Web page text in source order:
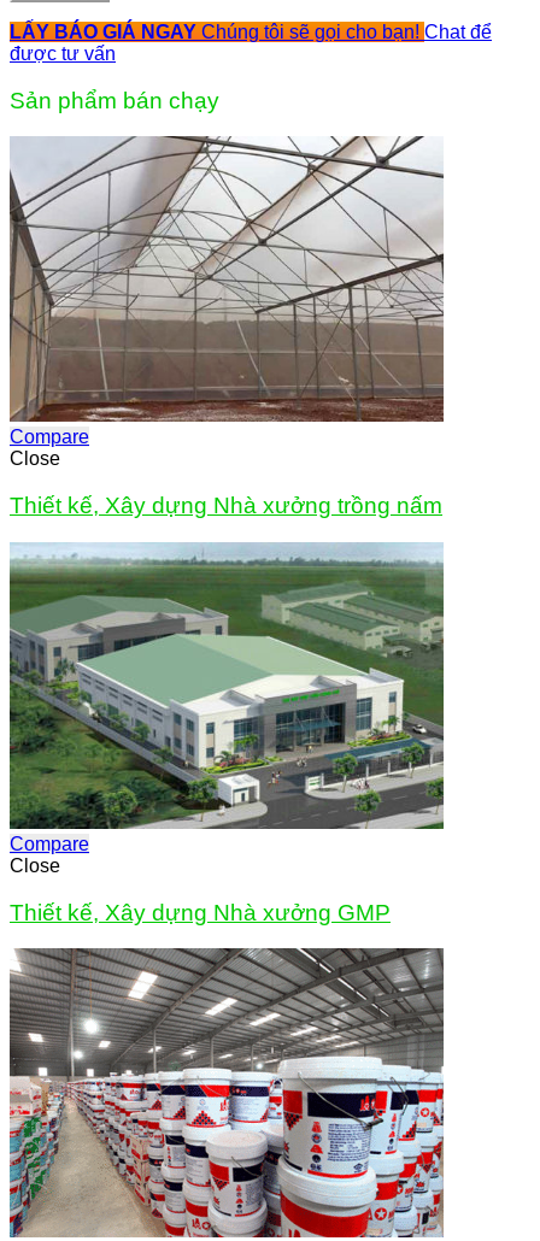
LẤY BÁO GIÁ NGAY Chúng tôi sẽ gọi cho bạn! Chat để
được tư vấn
Sản phẩm bán chạy
Compare
Close
Thiết kế, Xây dựng Nhà xưởng trồng nấm
Compare
Close
Thiết kế, Xây dựng Nhà xưởng GMP